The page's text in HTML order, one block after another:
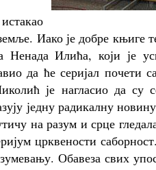
Иако је добре књиге
Илића, који је
да ће серијал почети
је нагласио да су
једну радикалну
на разум и срце
црквености
Обавеза свих